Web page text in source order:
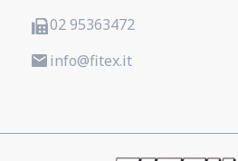
02 95363472
info@fitex.it